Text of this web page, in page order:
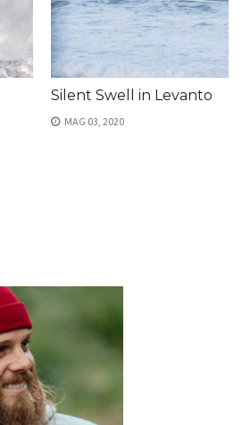
Silent Swell in Levanto
MAG 03, 2020